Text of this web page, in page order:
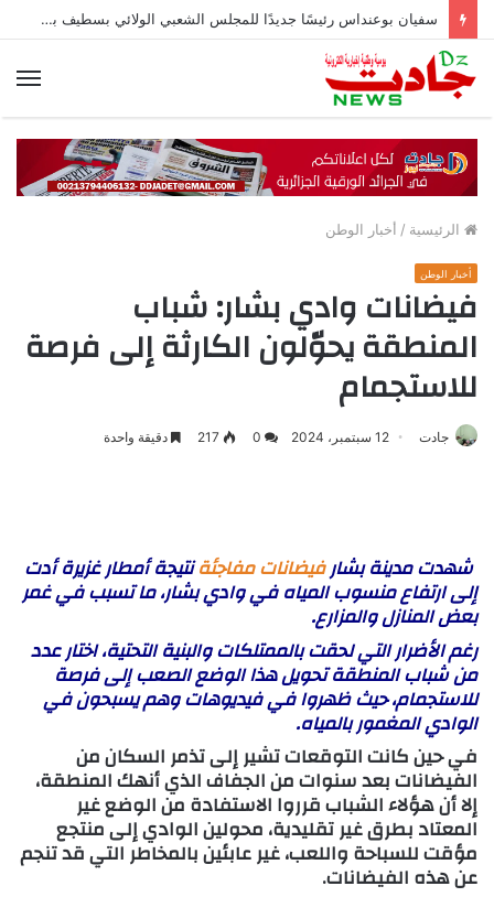
سفيان بوعنداس رئيسًا جديدًا للمجلس الشعبي الولائي بسطيف بالأغلبية
الرئيسية / أخبار الوطن
أخبار الوطن
فيضانات وادي بشار: شباب
المنطقة يحوّلون الكارثة إلى فرصة
للاستجمام
جادت 12 سبتمبر، 2024 0
217 دقيقة واحدة
شهدت مدينة بشارفيضانات مفاجئةنتيجة أمطار غزيرة أدت
إلى ارتفاع منسوب المياه في وادي بشار، ما تسبب في غمر
بعض المنازل والمزارع.
رغم الأضرار التي لحقت بالممتلكات والبنية التحتية، اختار عدد
من شباب المنطقة تحويل هذا الوضع الصعب إلى فرصة
للاستجمام، حيث ظهروا في فيديوهات وهم يسبحون في
الوادي المغمور بالمياه.
في حين كانت التوقعات تشير إلى تذمر السكان من
الفيضانات بعد سنوات من الجفاف الذي أنهك المنطقة،
إلا أن هؤلاء الشباب قرروا الاستفادة من الوضع غير
المعتاد بطرق غير تقليدية، محولين الوادي إلى منتجع
مؤقت للسباحة واللعب، غير عابئين بالمخاطر التي قد تنجم
عن هذه الفيضانات.